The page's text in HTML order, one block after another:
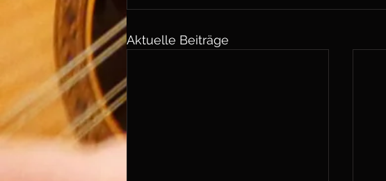
Aktuelle Beiträge